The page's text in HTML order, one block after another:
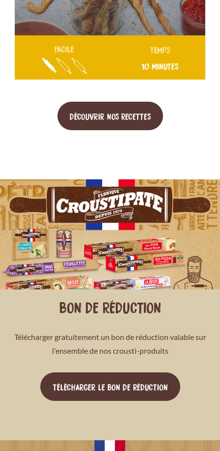
FACILE TEMPS
10 MINUTES
DÉCOUVRIR NOS RECETTES
BON DE RÉDUCTION
Télécharger gratuitement un bon de réduction valable sur
l'ensemble de nos crousti-produits
TÉLÉCHARGER LE BON DE RÉDUCTION